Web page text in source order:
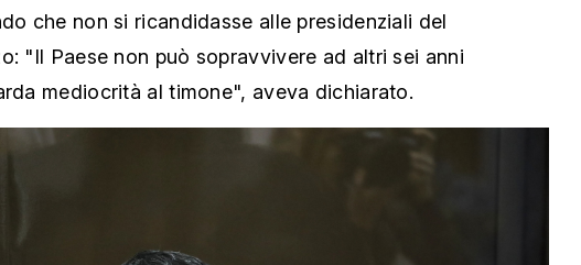
che non si ricandidasse alle presidenziali del
"Il Paese non può sopravvivere ad altri sei anni
mediocrità al timone", aveva dichiarato.